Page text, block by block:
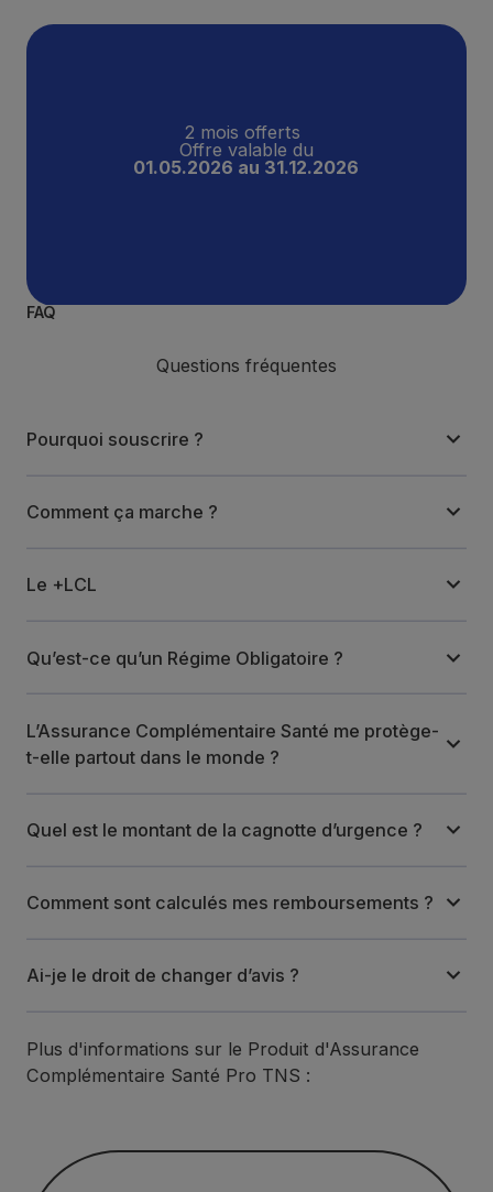
2 mois offerts
Offre valable du
01.05.2026 au 31.12.2026
FAQ
Questions fréquentes
Pourquoi souscrire ?
Comment ça marche ?
Le +LCL
Qu’est-ce qu’un Régime Obligatoire ?
L’Assurance Complémentaire Santé me protège-
t-elle partout dans le monde ?
Quel est le montant de la cagnotte d’urgence ?
Comment sont calculés mes remboursements ?
Ai-je le droit de changer d’avis ?
Plus d'informations sur le Produit d'Assurance
Complémentaire Santé Pro TNS :
Consulter le document